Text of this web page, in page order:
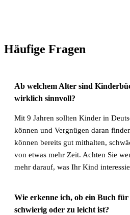
Häufige Fragen
Ab welchem Alter sind
wirklich sinnvoll?
Mit 9 Jahren sollten Kinder in
können und Vergnügen daran
können bereits gut mithalten,
von etwas mehr Zeit. Achten Sie
mehr darauf, was Ihr Kind
Wie erkenne ich, ob ein Buch
schwierig oder zu leicht ist?